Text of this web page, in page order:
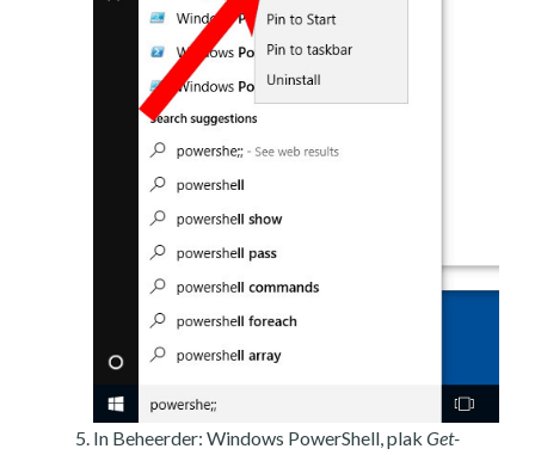
In Beheerder: Windows PowerShell, plak Get-